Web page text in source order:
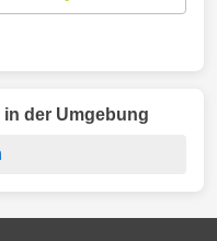
der Umgebung